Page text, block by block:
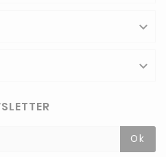


Ok